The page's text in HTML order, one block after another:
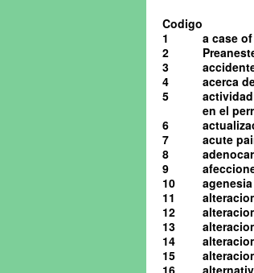
Codigo
1
a case
2
3
4
acerca
5
en el
6
7
acute
8
9
10
11
12
13
14
15